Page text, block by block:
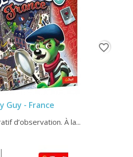
Guy - France
d’observation. À la...
favorite_border